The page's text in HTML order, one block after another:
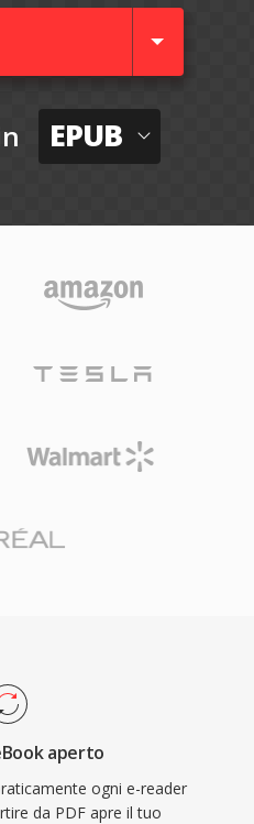
EPUB
aperto
ogni e-reader
da PDF apre il tuo